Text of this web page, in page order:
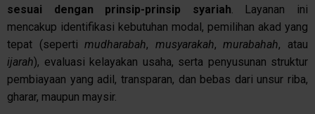
sesuai
dengan prinsip-prinsip syariah. Layanan ini
mencakup identifikasi kebutuhan modal, pemilihan akad yang
tepat (sepertimudharabah, musyarakah,murabahah, atau
ijarah), evaluasi kelayakan usaha, serta penyusunan struktur
pembiayaan yang adil, transparan, dan bebas dari unsur riba,
gharar, maupun maysir.